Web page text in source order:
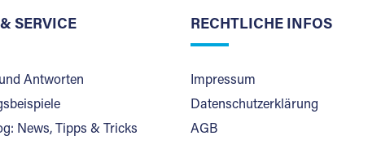
SERVICE
Antworten
News, Tipps & Tricks
RECHTLICHE INFOS
Impressum
Datenschutzerklärung
AGB